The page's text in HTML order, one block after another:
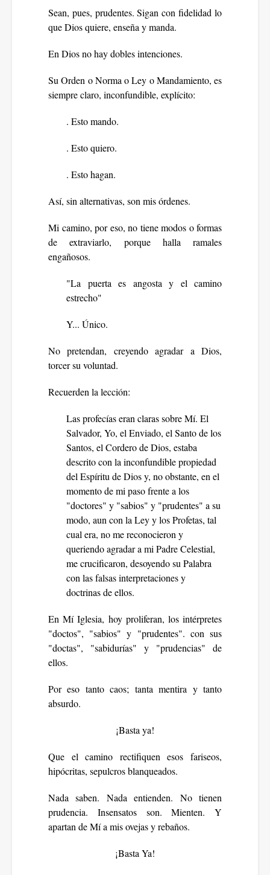
Sean, pues, prudentes. Sigan con fidelidad lo
que Dios quiere, enseña y manda.
En Dios no hay dobles intenciones.
Su Orden o Norma o Ley o Mandamiento, es
siempre claro, inconfundible, explícito:
. Esto mando.
. Esto quiero.
. Esto hagan.
Así, sin alternativas, son mis órdenes.
Mi camino, por eso, no tiene modos o formas
de extraviarlo, porque halla ramales
engañosos.
"La puerta es angosta y el camino
estrecho"
Y... Único.
No pretendan, creyendo agradar a Dios,
torcer su voluntad.
Recuerden la lección:
Las profecías eran claras sobre Mí. El
Salvador, Yo, el Enviado, el Santo de los
Santos, el Cordero de Dios, estaba
descrito con la inconfundible propiedad
del Espíritu de Dios y, no obstante, en el
momento de mi paso frente a los
"doctores" y "sabios" y "prudentes" a su
modo, aun con la Ley y los Profetas, tal
cual era, no me reconocieron y
queriendo agradar a mi Padre Celestial,
me crucificaron, desoyendo su Palabra
con las falsas interpretaciones y
doctrinas de ellos.
En Mí Iglesia, hoy proliferan, los intérpretes
"doctos", "sabios" y "prudentes". con sus
"doctas", "sabidurías" y "prudencias" de
ellos.
Por eso tanto caos; tanta mentira y tanto
absurdo.
¡Basta ya!
Que el camino rectifiquen esos fariseos,
hipócritas, sepulcros blanqueados.
Nada saben. Nada entienden. No tienen
prudencia. Insensatos son. Mienten. Y
apartan de Mí a mis ovejas y rebaños.
¡Basta Ya!